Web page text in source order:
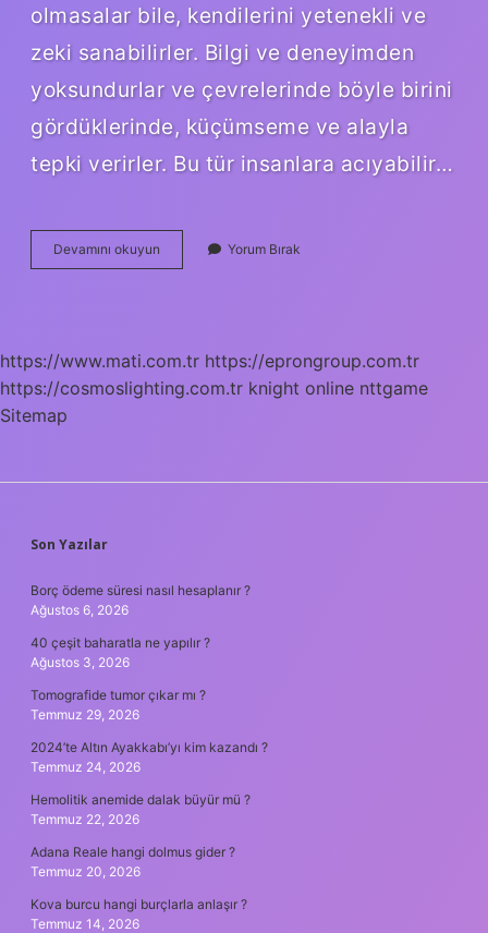
olmasalar bile, kendilerini yetenekli ve
zeki sanabilirler. Bilgi ve deneyimden
yoksundurlar ve çevrelerinde böyle birini
gördüklerinde, küçümseme ve alayla
tepki verirler. Bu tür insanlara acıyabilir…
Devamını okuyun
Insanın
Yorum Bırak
https://www.mati.com.tr https://eprongroup.com.tr
https://cosmoslighting.com.tr knight online nttgame
Sitemap
SIDEBAR
Son Yazılar
Borç ödeme süresi nasıl hesaplanır ?
Ağustos 6, 2026
40 çeşit baharatla ne yapılır ?
Ağustos 3, 2026
Tomografide tumor çıkar mı ?
Temmuz 29, 2026
2024’te Altın Ayakkabı’yı kim kazandı ?
Temmuz 24, 2026
Hemolitik anemide dalak büyür mü ?
Temmuz 22, 2026
Adana Reale hangi dolmus gider ?
Temmuz 20, 2026
Kova burcu hangi burçlarla anlaşır ?
Temmuz 14, 2026